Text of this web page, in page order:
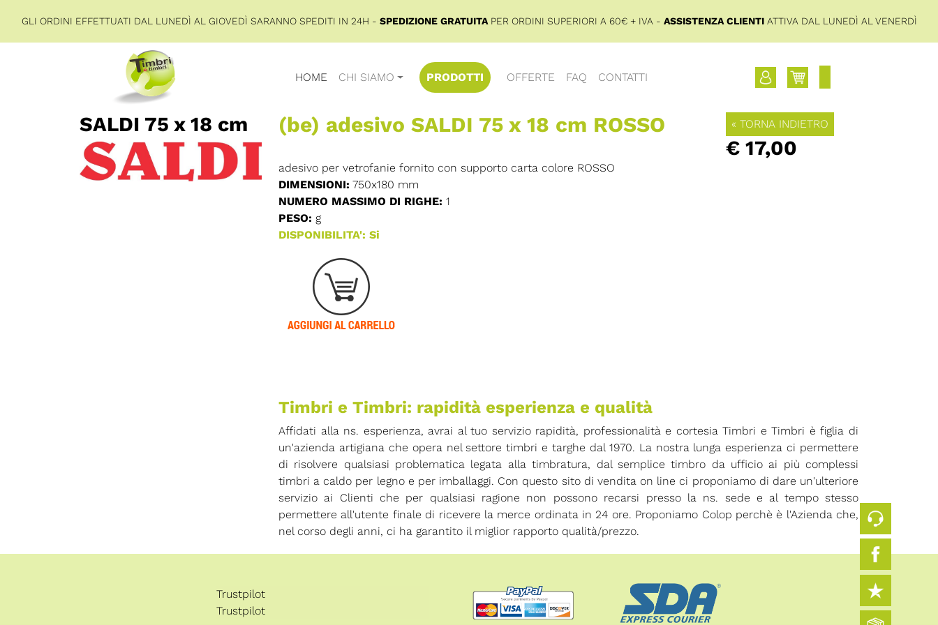
GLI ORDINI EFFETTUATI DAL LUNEDÌ AL GIOVEDÌ SARANNO SPEDITI IN 24H - SPEDIZIONE GRATUITAPER ORDINI SUPERIORI A 60€ + IVA - ASSISTENZA CLIENTIATTIVA DAL LUNEDÌ AL VENERDÌ
HOME CHI SIAMO PRODOTTI OFFERTE FAQ CONTATTI
SALDI 75 x 18 cm (be) adesivo SALDI 75 x 18 cm ROSSO
adesivo per vetrofanie fornito con supporto carta colore ROSSO
DIMENSIONI: 750x180 mm
NUMERO MASSIMO DI RIGHE: 1
PESO: g
DISPONIBILITA': Si
« TORNA INDIETRO
€ 17,00
Timbri e Timbri: rapidità esperienza e qualità
Affidati alla ns. esperienza, avrai al tuo servizio rapidità, professionalità e cortesia Timbri e Timbri è figlia di
un'azienda artigiana che opera nel settore timbri e targhe dal 1970. La nostra lunga esperienza ci permettere
di risolvere qualsiasi problematica legata alla timbratura, dal semplice timbro da ufficio ai più complessi
timbri a caldo per legno e per imballaggi. Con questo sito di vendita on line ci proponiamo di dare un'ulteriore
servizio ai Clienti che per qualsiasi ragione non possono recarsi presso la ns. sede e al tempo stesso
permettere all'utente finale di ricevere la merce ordinata in 24 ore. Proponiamo Colop perchè è l'Azienda che,
nel corso degli anni, ci ha garantito il miglior rapporto qualità/prezzo.
Trustpilot
Trustpilot